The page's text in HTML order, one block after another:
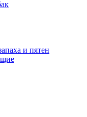
и пятен